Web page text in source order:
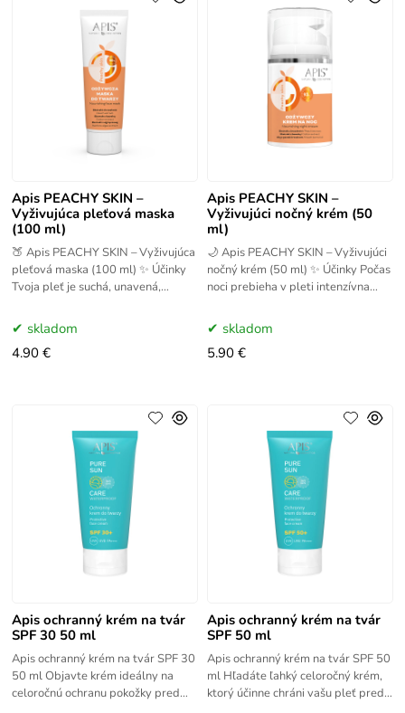
Apis PEACHY SKIN –
Vyživujúca pleťová maska
(100 ml)
🍑 Apis PEACHY SKIN – Vyživujúca
pleťová maska (100 ml) ✨ Účinky
Tvoja pleť je suchá, unavená,
Vyživujúca maska Peachy
skladom
4.90 €
Apis PEACHY SKIN –
Vyživujúci nočný krém (50
ml)
🌙 Apis PEACHY SKIN – Vyživujúci
nočný krém (50 ml) ✨ Účinky Počas
noci prebieha v pleti intenzívna
Skin jej v
skladom
5.90 €
Apis ochranný krém na tvár
SPF 30 50 ml
Apis ochranný krém na tvár SPF 30
50 ml Objavte krém ideálny na
celoročnú ochranu pokožky pred
Apis ochranný krém na tvár
SPF 50 ml
Apis ochranný krém na tvár SPF 50
ml Hľadáte ľahký celoročný krém,
ktorý účinne chráni vašu pleť pred